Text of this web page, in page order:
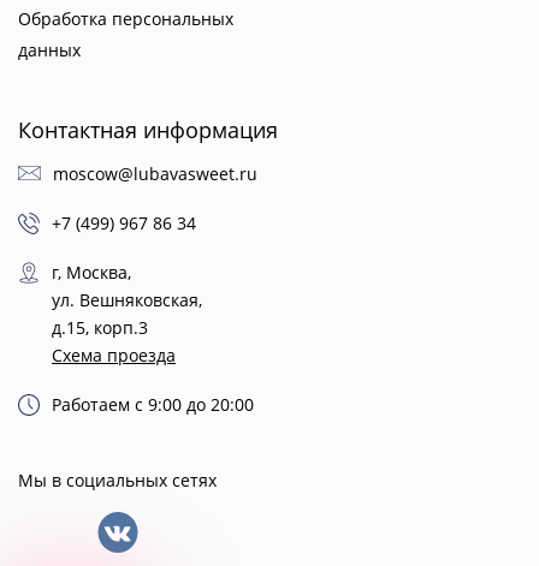
Обработка персональных
данных
Контактная информация
moscow@lubavasweet.ru
+7 (499) 967 86 34
г, Москва,
ул. Вешняковская,
д.15, корп.3
Схема проезда
Работаем с 9:00 до 20:00
Мы в социальных сетях